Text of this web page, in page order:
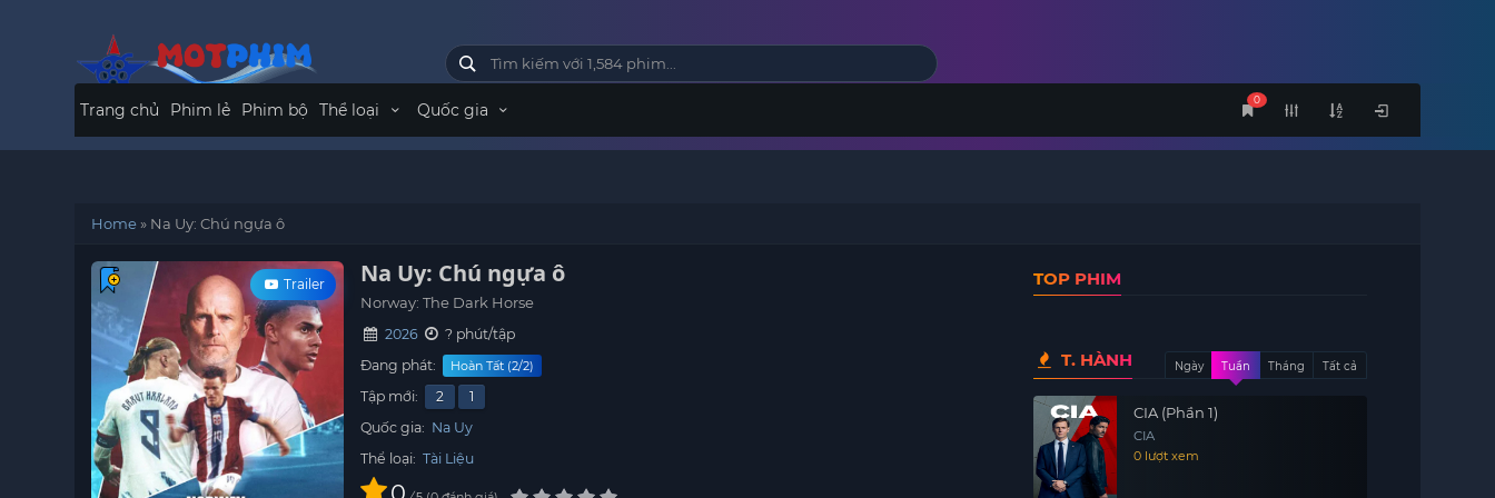
0
Trang chủ Phim lẻ Phim bộ Thể loại Quốc gia
Home» Na Uy: Chú ngựa ô
Trailer Na Uy: Chú ngựa ô
Norway: The Dark Horse
2026
? phút/tập
Đang phát:
Hoàn Tất (2/2)
Tập mới: 2
1
Quốc gia: Na Uy
Thể loại: Tài Liệu
TOP PHIM
T. HÀNH Ngày Tuần Tháng Tất cả
CIA (Phần 1)
CIA
0 lượt xem